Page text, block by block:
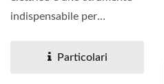
indispensabile per
ripieni....
Particolari